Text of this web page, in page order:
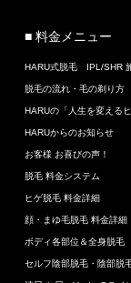
■ 料金メニュー
HARU式脱毛 IPL/SHR
脱毛の流れ・毛の剃り方
HARUの「人生を変える
HARUからのお知らせ
お客様 お喜びの声！
脱毛 料金システム
ヒゲ脱毛 料金詳細
顔・まゆ毛脱毛 料金詳細
ボディ各部位＆全身脱毛
セルフ陰部脱毛・陰部脱